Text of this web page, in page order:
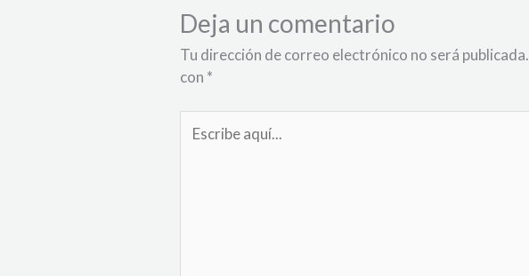
Deja un comentario
Tu dirección de correo electrónico no será publicada.
con *
aquí...